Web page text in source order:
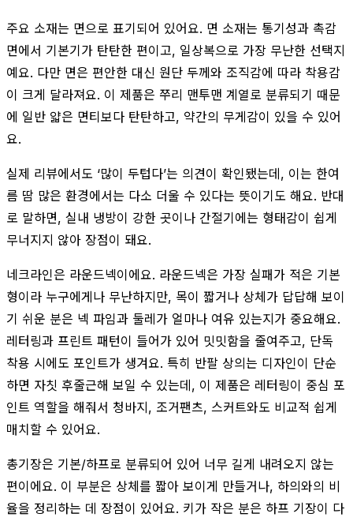
주요 소재는 면으로 표기되어 있어요. 면 소재는 통기성과 촉감
면에서 기본기가 탄탄한 편이고, 일상복으로 가장 무난한 선택지
예요. 다만 면은 편안한 대신 원단 두께와 조직감에 따라 착용감
이 크게 달라져요. 이 제품은 쭈리 맨투맨 계열로 분류되기 때문
에 일반 얇은 면티보다 탄탄하고, 약간의 무게감이 있을 수 있어
요.
실제 리뷰에서도 ‘많이 두텁다’는 의견이 확인됐는데, 이는 한여
름 땀 많은 환경에서는 다소 더울 수 있다는 뜻이기도 해요. 반대
로 말하면, 실내 냉방이 강한 곳이나 간절기에는 형태감이 쉽게
무너지지 않아 장점이 돼요.
네크라인은 라운드넥이에요. 라운드넥은 가장 실패가 적은 기본
형이라 누구에게나 무난하지만, 목이 짧거나 상체가 답답해 보이
기 쉬운 분은 넥 파임과 둘레가 얼마나 여유 있는지가 중요해요.
레터링과 프린트 패턴이 들어가 있어 밋밋함을 줄여주고, 단독
착용 시에도 포인트가 생겨요. 특히 반팔 상의는 디자인이 단순
하면 자칫 후줄근해 보일 수 있는데, 이 제품은 레터링이 중심 포
인트 역할을 해줘서 청바지, 조거팬츠, 스커트와도 비교적 쉽게
매치할 수 있어요.
총기장은 기본/하프로 분류되어 있어 너무 길게 내려오지 않는
편이에요. 이 부분은 상체를 짧아 보이게 만들거나, 하의와의 비
율을 정리하는 데 장점이 있어요. 키가 작은 분은 하프 기장이 다